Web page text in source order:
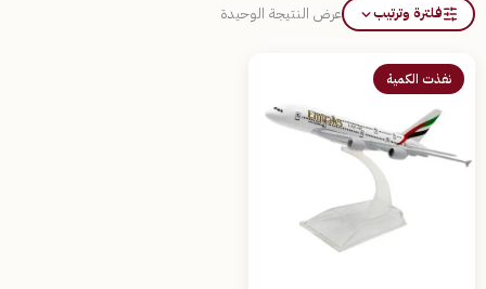
فلترة وترتيب عرض النتيجة الوحيدة
نفذت الكمية